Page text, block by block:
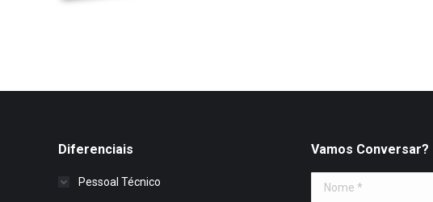
Diferenciais
Pessoal Técnico
Vamos Conversar?
Nome *